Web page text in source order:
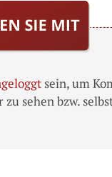
sein, um
sehen bzw.